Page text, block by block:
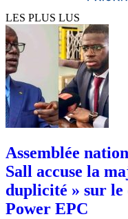
LES PLUS LUS
Assemblée
Sall accuse la
duplicité » sur le
Power EPC